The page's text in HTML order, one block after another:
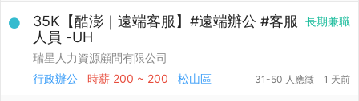
長期兼職
35K【酷澎｜遠端客服】#遠端辦公 #客服
人員 -UH
瑞星人力資源顧問有限公司
行政辦公
時薪 200 ~ 200 松山區 31-50 人應徵 1 天前